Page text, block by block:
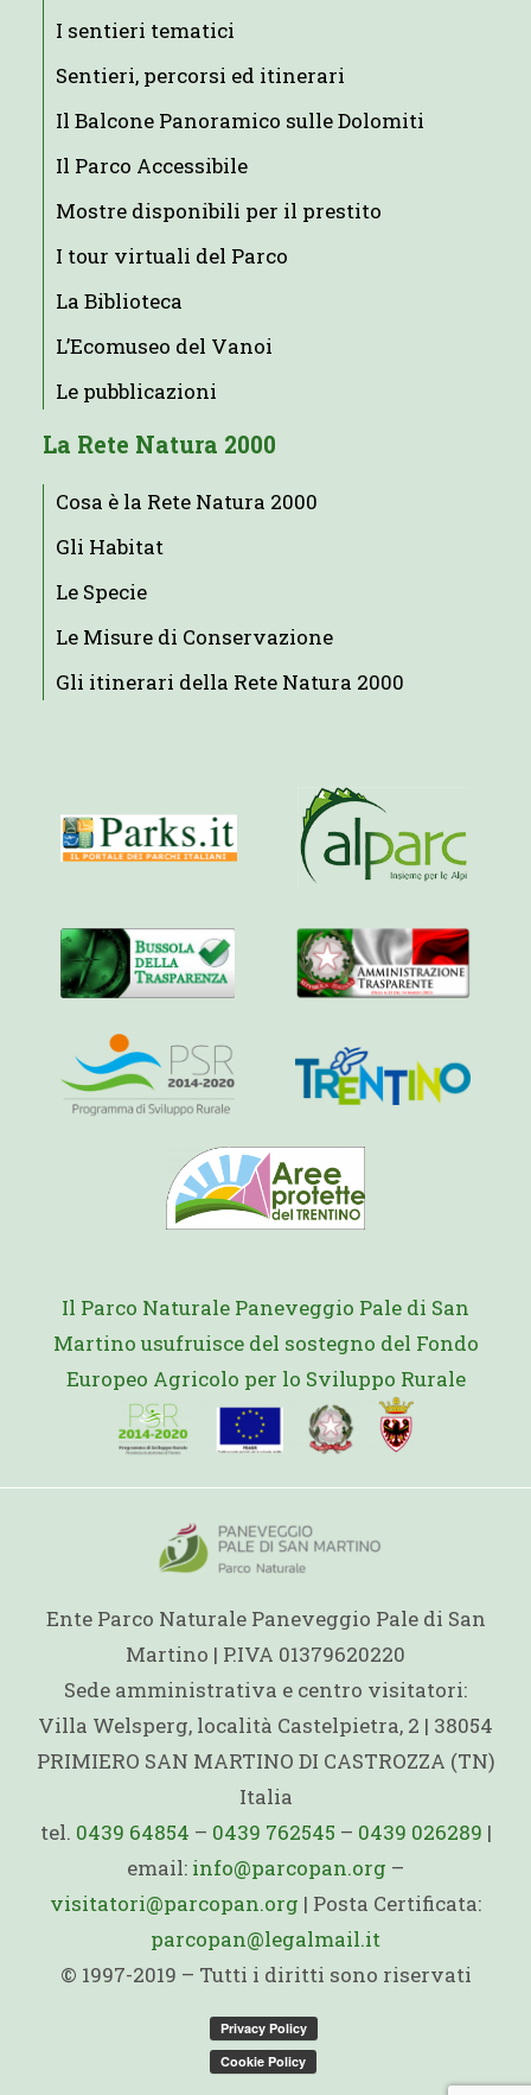
I sentieri tematici
Sentieri, percorsi ed itinerari
Il Balcone Panoramico sulle Dolomiti
Il Parco Accessibile
Mostre disponibili per il prestito
I tour virtuali del Parco
La Biblioteca
L’Ecomuseo del Vanoi
Le pubblicazioni
La Rete Natura 2000
Cosa è la Rete Natura 2000
Gli Habitat
Le Specie
Le Misure di Conservazione
Gli itinerari della Rete Natura 2000
Il Parco Naturale Paneveggio Pale di San
Martino usufruisce del sostegno del Fondo
Europeo Agricolo per lo Sviluppo Rurale
Ente Parco Naturale Paneveggio Pale di San
Martino | P.IVA 01379620220
Sede amministrativa e centro visitatori:
Villa Welsperg, località Castelpietra, 2 | 38054
PRIMIERO SAN MARTINO DI CASTROZZA (TN)
Italia
tel. 0439 64854 – 0439 762545 – 0439 026289 |
email: info@parcopan.org –
visitatori@parcopan.org | Posta Certificata:
parcopan@legalmail.it
© 1997-2019 – Tutti i diritti sono riservati